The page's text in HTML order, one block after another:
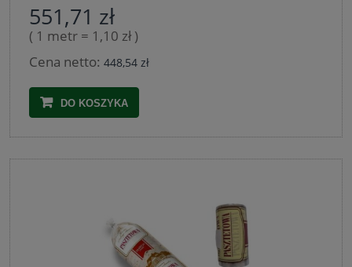
551,71 zł
( 1 metr = 1,10 zł )
Cena netto: 448,54 zł
DO KOSZYKA